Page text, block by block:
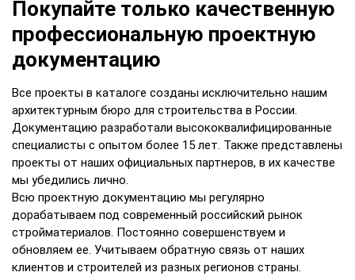
Покупайте только качественную
профессиональную проектную
документацию
Все проекты в каталоге созданы исключительно нашим
архитектурным бюро для строительства в России.
Документацию разработали высококвалифицированные
специалисты с опытом более 15 лет. Также представлены
проекты от наших официальных партнеров, в их качестве
мы убедились лично.
Всю проектную документацию мы регулярно
дорабатываем под современный российский рынок
стройматериалов. Постоянно совершенствуем и
обновляем ее. Учитываем обратную связь от наших
клиентов и строителей из разных регионов страны.